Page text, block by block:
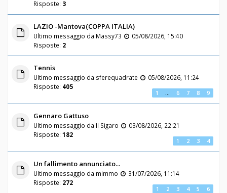
Risposte: 3
LAZIO -Mantova(COPPA ITALIA)
Ultimo messaggio da Massy73
05/08/2026, 15:40
Risposte: 2
Tennis
Ultimo messaggio da sferequadrate
05/08/2026, 11:24
Risposte: 405
1 6 7 8 9
Gennaro Gattuso
Ultimo messaggio da Il Sigaro
03/08/2026, 22:21
Risposte: 182
1 2 3 4
Un fallimento annunciato...
Ultimo messaggio da mimmo
31/07/2026, 11:14
Risposte: 272
1 2 3 4 5 6